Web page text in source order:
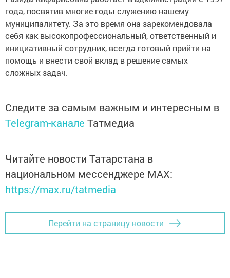
года, посвятив многие годы служению нашему
муниципалитету. За это время она зарекомендовала
себя как высокопрофессиональный, ответственный и
инициативный сотрудник, всегда готовый прийти на
помощь и внести свой вклад в решение самых
сложных задач.
Следите за самым важным и интересным в
Telegram-канале Татмедиа
Читайте новости Татарстана в
национальном мессенджере MАХ:
https://max.ru/tatmedia
Перейти на страницу новости